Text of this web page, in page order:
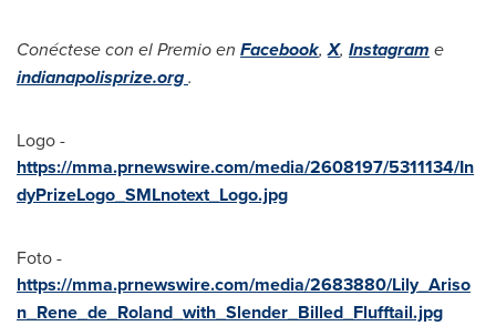
Conéctese con el Premio en Facebook,X, Instagram e
indianapolisprize.org.
Logo -
https://mma.prnewswire.com/media/2608197/5311134/In
dyPrizeLogo_SMLnotext_Logo.jpg
Foto -
https://mma.prnewswire.com/media/2683880/Lily_Ariso
n_Rene_de_Roland_with_Slender_Billed_Flufftail.jpg